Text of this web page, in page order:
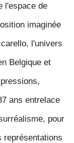
l'espace de
imaginée
l'univers
Belgique et
ans entrelace
pour
représentations